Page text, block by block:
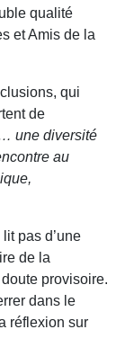
qualité
et Amis de la
qui
de
une diversité
au
pas d’une
de la
provisoire.
dans le
réflexion sur